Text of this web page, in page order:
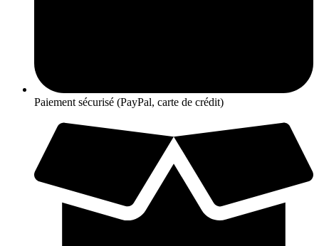
Paiement sécurisé (PayPal, carte de crédit)